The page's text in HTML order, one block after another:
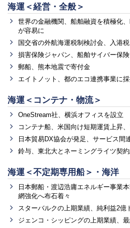
海運＜経営・全般＞
世界の金融機関、船舶融資を積極化
が容易に
国交省の外航海運税制検討会、入港
損害保険ジャパン、船舶サイバー保
郵船、熊本地震で寄付金
エイトノット、都のエコ連携事業に
海運＜コンテナ・物流＞
OneStream社、横浜オフィスを設立
コンテナ船、米国向け短期運賃上昇
日本貿易DX協会が発足、サービス間
鈴与、東北大とネーミングライツ契
海運＜不定期専用船＞・海洋
日本郵船・渡辺浩庸エネルギー事業
網強化へ布石着々
スターバルクの上期業績、純利益2億
ジェンコ・シッピングの上期業績、